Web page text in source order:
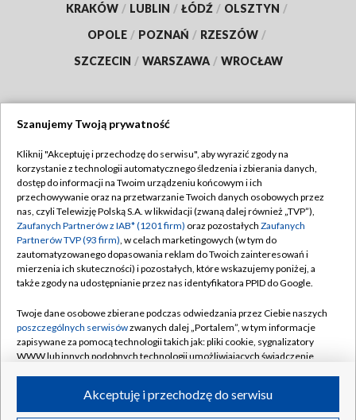
KRAKÓW / LUBLIN / ŁÓDŹ / OLSZTYN /
OPOLE / POZNAŃ / RZESZÓW /
SZCZECIN / WARSZAWA / WROCŁAW
TVP
Abonament TVP
Emisja w TVP
Centrum informacji TVP
Naziemna Telewizja Cyfrowa
Rada Programowa
System NOS
Informacje o nadawcy
Program dla prasy
Regulamin TVP
Polityka prywatności
Moje zgody
Pomoc
Kontakt
Kanały
Szanujemy Twoją prywatność
Kliknij "Akceptuję i przechodzę do serwisu", aby wyrazić zgody na
korzystanie z technologii automatycznego śledzenia i zbierania danych,
dostęp do informacji na Twoim urządzeniu końcowym i ich
przechowywanie oraz na przetwarzanie Twoich danych osobowych przez
nas, czyli Telewizję Polską S.A. w likwidacji (zwaną dalej również „TVP”),
Zaufanych Partnerów z IAB* (1201 firm) oraz pozostałych Zaufanych
Partnerów TVP (93 firm), w celach marketingowych (w tym do
zautomatyzowanego dopasowania reklam do Twoich zainteresowań i
mierzenia ich skuteczności) i pozostałych, które wskazujemy poniżej, a
także zgody na udostępnianie przez nas identyfikatora PPID do Google.
Twoje dane osobowe zbierane podczas odwiedzania przez Ciebie naszych
poszczególnych serwisówzwanych dalej „Portalem”, w tym informacje
zapisywane za pomocą technologii takich jak: pliki cookie, sygnalizatory
WWW lub innych podobnych technologii umożliwiających świadczenie
ruchu w Internecie.Akceptuję i przechodzę do serwisu